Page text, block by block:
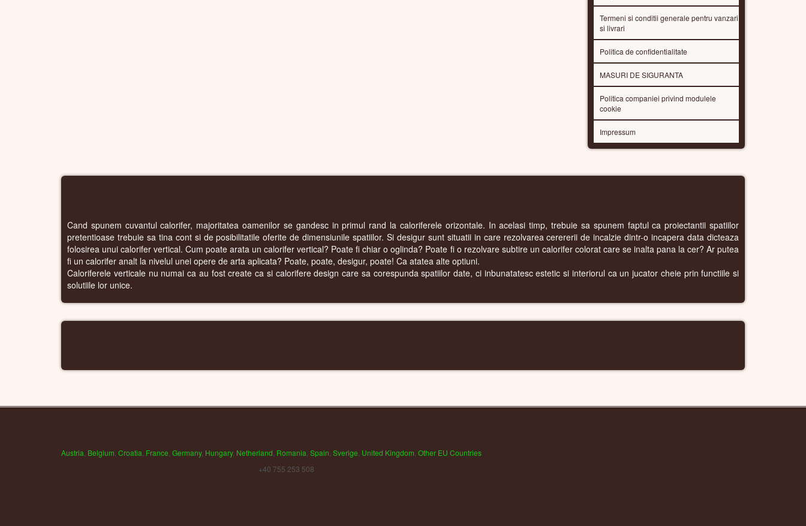
Termeni si conditii generale pentru vanzari
si livrari
Politica de confidentialitate
MASURI DE SIGURANTA
Politica companiei privind modulele
cookie
Impressum
Cand spunem cuvantul calorifer, majoritatea oamenilor se gandesc in primul rand la caloriferele orizontale. In acelasi timp, trebuie sa spunem faptul ca proiectantii spatiilor
pretentioase trebuie sa tina cont si de posibilitatile oferite de dimensiunile spatiilor. Si desigur sunt situatii in care rezolvarea cerererii de incalzie dintr-o incapera data dicteaza
folosirea unui calorifer vertical. Cum poate arata un calorifer vertical? Poate fi chiar o oglinda? Poate fi o rezolvare subtire un calorifer colorat care se inalta pana la cer? Ar putea
fi un calorifer analt la nivelul unei opere de arta aplicata? Poate, poate, desigur, poate! Ca atatea alte optiuni.
Caloriferele verticale nu numai ca au fost create ca si calorifere design care sa corespunda spatiilor date, ci inbunatatesc estetic si interiorul ca un jucator cheie prin functiile si
solutiile lor unice.
Austria Belgium Croatia France Germany, Hungary, Netherland Romania Spain Sverige United Kingdom Other EU Countries
+40 755 253 508